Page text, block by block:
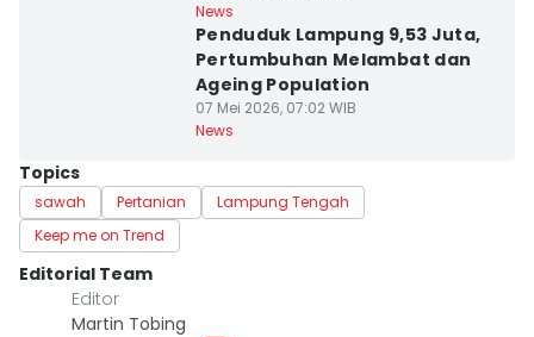
News
Penduduk Lampung 9,53 Juta,
Pertumbuhan Melambat dan
Ageing Population
07 Mei 2026, 07:02 WIB
News
Topics
sawah Pertanian
Lampung Tengah
Keep me on Trend
Editorial Team
Editor
Martin Tobing